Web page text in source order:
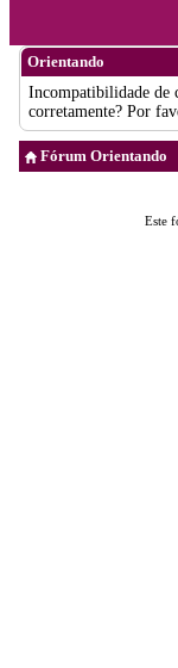
Orientando
Incompatibilidade de
corretamente? Por
Fórum Orientando
Este